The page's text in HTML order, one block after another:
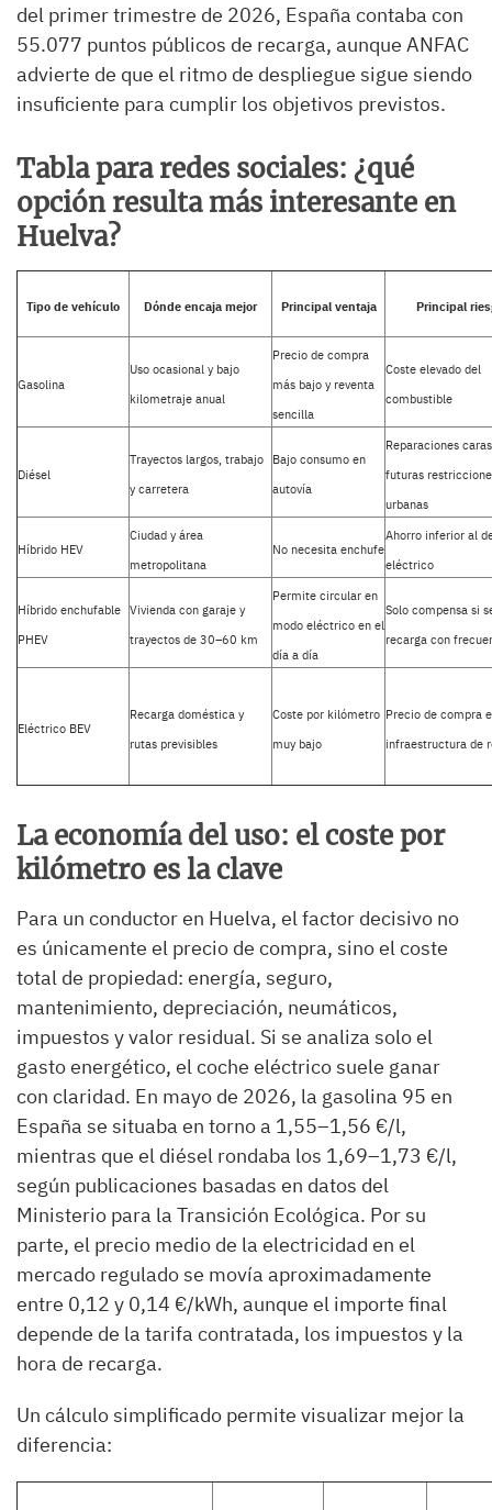
del primer trimestre de 2026, España contaba con
55.077 puntos públicos de recarga, aunque ANFAC
advierte de que el ritmo de despliegue sigue siendo
insuficiente para cumplir los objetivos previstos.
Tabla para redes sociales: ¿qué
opción resulta más interesante en
Huelva?
Tipo de vehículo Dónde encaja mejor Principal ventaja Principal
Gasolina
Uso ocasional y bajo
kilometraje anual
Precio de compra
más bajo y reventa
sencilla
Coste elevado del
combustible
Diésel
Trayectos largos, trabajo
y carretera
Bajo consumo en
autovía
Reparaciones
futuras
urbanas
Híbrido HEV
Ciudad y área
metropolitana
No necesita enchufe
Ahorro inferior al
eléctrico
Híbrido enchufable
PHEV
Vivienda con garaje y
trayectos de 30–60 km
Permite circular en
modo eléctrico en el
día a día
Solo compensa si
recarga con
Eléctrico BEV
Recarga doméstica y
rutas previsibles
Coste por kilómetro
muy bajo
Precio de compra e
infraestructura de
La economía del uso: el coste por
kilómetro es la clave
Para un conductor en Huelva, el factor decisivo no
es únicamente el precio de compra, sino el coste
total de propiedad: energía, seguro,
mantenimiento, depreciación, neumáticos,
impuestos y valor residual. Si se analiza solo el
gasto energético, el coche eléctrico suele ganar
con claridad. En mayo de 2026, la gasolina 95 en
España se situaba en torno a 1,55–1,56 €/l,
mientras que el diésel rondaba los 1,69–1,73 €/l,
según publicaciones basadas en datos del
Ministerio para la Transición Ecológica. Por su
parte, el precio medio de la electricidad en el
mercado regulado se movía aproximadamente
entre 0,12 y 0,14 €/kWh, aunque el importe final
depende de la tarifa contratada, los impuestos y la
hora de recarga.
Un cálculo simplificado permite visualizar mejor la
diferencia: